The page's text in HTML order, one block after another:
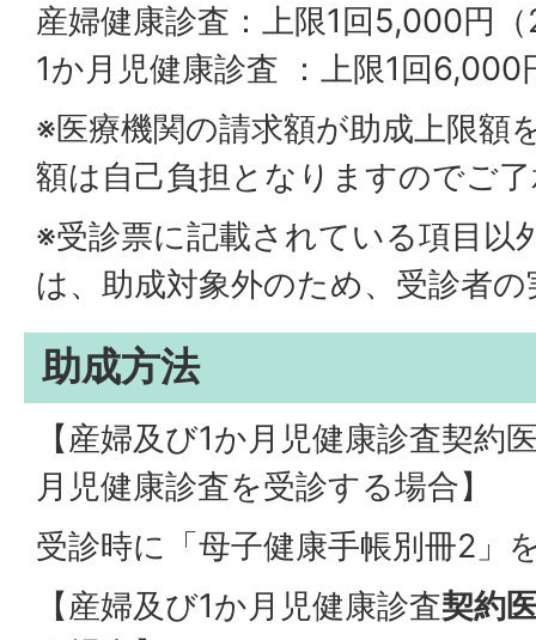
産婦健康診査：上限1回5,000円
1か月児健康診査 ：上限1回6,000
※医療機関の請求額が助成上限額
額は自己負担となりますのでご
※受診票に記載されている項目以
は、助成対象外のため、受診者
助成方法
【産婦及び1か月児健康診査契約
月児健康診査を受診する場合】
受診時に「母子健康手帳別冊2」
【産婦及び1か月児健康診査契約